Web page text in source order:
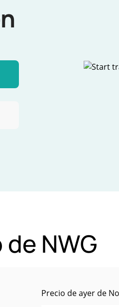
NWG
Precio de ayer de